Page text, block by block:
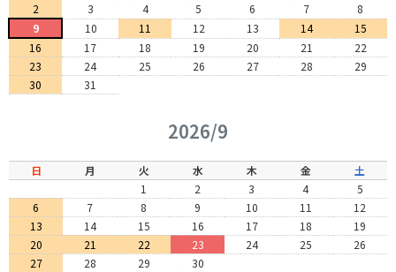
2
3 4 5 6 7
8
9
10 11 12 13 14
15
16
17 18 19 20 21
22
23
24 25 26 27 28
29
30
31
2026/9
日 月 火 水 木 金
土
1
2 3 4
5
6
7 8 9 10 11
12
13
14 15 16 17 18
19
20
21 22 23 24 25
26
27
28 29 30